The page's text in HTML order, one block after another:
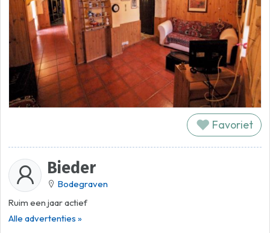
Favoriet
Bieder
Bodegraven
Ruim een jaar actief
Alle advertenties »